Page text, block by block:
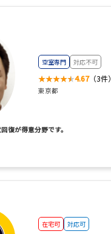
空室専門 対応不可
4.67（3件）
東京都
復が得意分野です。
在宅可 対応可